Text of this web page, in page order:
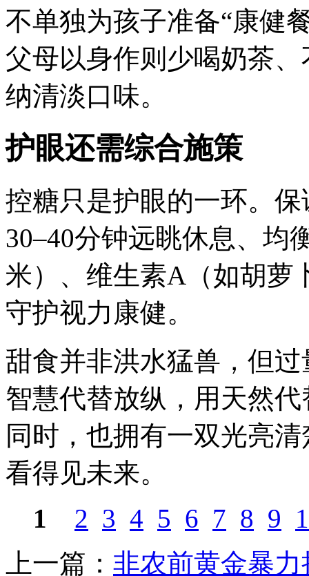
不单独为孩子准备“康健
父母以身作则少喝奶茶
纳清淡口味。
护眼还需综合施策
控糖只是护眼的一环。
30–40分钟远眺休息、均
米）、维生素A（如胡萝
守护视力康健。
甜食并非洪水猛兽，但
智慧代替放纵，用天然
同时，也拥有一双光亮
看得见未来。
1
2 3 4 5 6 7 8 9
上一篇： 非农前黄金暴